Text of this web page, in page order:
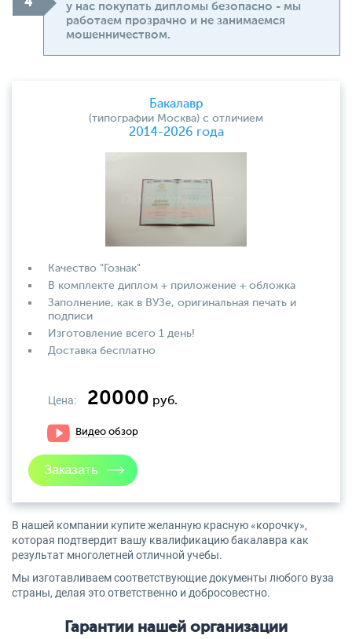
у нас покупать дипломы безопасно - мы
работаем прозрачно и не занимаемся
мошенничеством.
Бакалавр
(типографии Москва) с отличием
2014-2026 года
Качество "Гознак"
В комплекте диплом + приложение + обложка
Заполнение, как в ВУЗе, оригинальная печать и
подписи
Изготовление всего 1 день!
Доставка бесплатно
Цена: 20000 руб.
Видео обзор
В нашей компании купите желанную красную «корочку»,
которая подтвердит вашу квалификацию бакалавра как
результат многолетней отличной учебы.
Мы изготавливаем соответствующие документы любого вуза
страны, делая это ответственно и добросовестно.
Гарантии нашей организации